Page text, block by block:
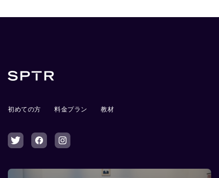
初めての方 料金プラン 教材